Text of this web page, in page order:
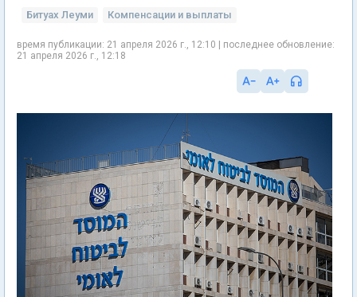
Битуах Леуми Компенсации и выплаты
время публикации: 21 апреля 2026 г., 12:10 | последнее обновление:
21 апреля 2026 г., 12:18